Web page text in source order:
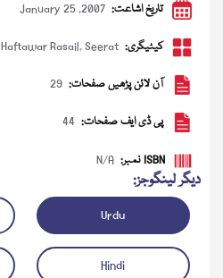
تاریخ اشاعت: January 25 ,2007
کیٹیگری: Seerat
,
Haftawar Rasail
آن لائن پڑھیں صفحات: 29
پی ڈی ایف صفحات: 44
ISBN نمبر: N/A
دیگر لینگوجز:
Urdu
Hindi